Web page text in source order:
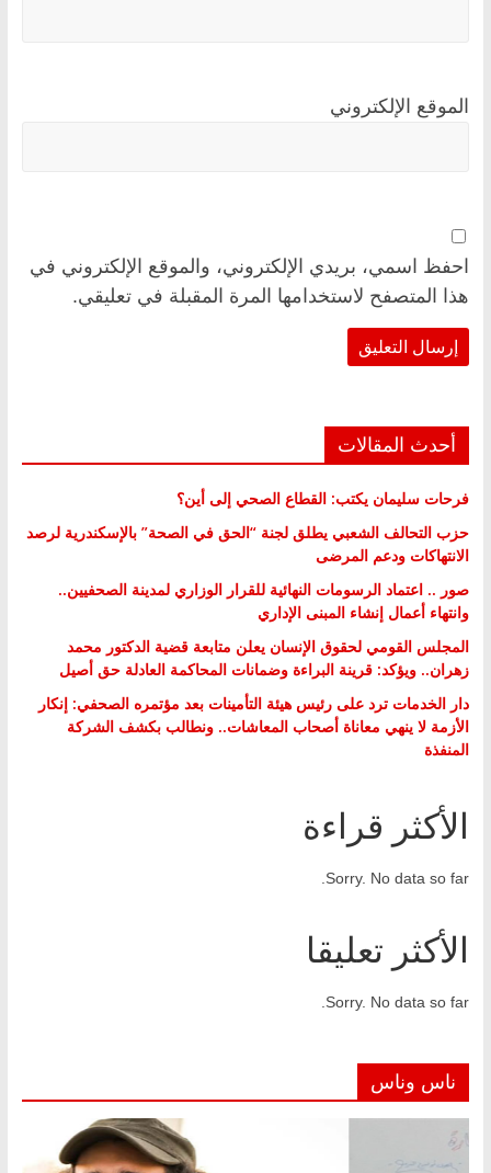
الموقع الإلكتروني
احفظ اسمي، بريدي الإلكتروني، والموقع الإلكتروني في
هذا المتصفح لاستخدامها المرة المقبلة في تعليقي.
أحدث المقالات
فرحات سليمان يكتب: القطاع الصحي إلى أين؟
حزب التحالف الشعبي يطلق لجنة “الحق في الصحة” بالإسكندرية لرصد
الانتهاكات ودعم المرضى
صور .. اعتماد الرسومات النهائية للقرار الوزاري لمدينة الصحفيين..
وانتهاء أعمال إنشاء المبنى الإداري
المجلس القومي لحقوق الإنسان يعلن متابعة قضية الدكتور محمد
زهران.. ويؤكد: قرينة البراءة وضمانات المحاكمة العادلة حق أصيل
دار الخدمات ترد على رئيس هيئة التأمينات بعد مؤتمره الصحفي: إنكار
الأزمة لا ينهي معاناة أصحاب المعاشات.. ونطالب بكشف الشركة
المنفذة
الأكثر قراءة
Sorry. No data so far.
الأكثر تعليقا
Sorry. No data so far.
ناس وناس